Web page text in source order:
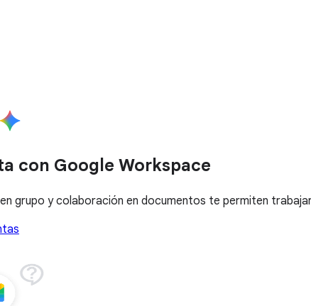
con Google Workspace
grupo y colaboración en documentos te permiten